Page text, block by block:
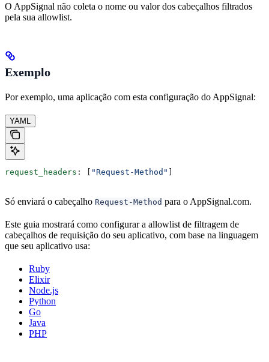
O AppSignal não coleta o nome ou valor dos cabeçalhos filtrados
pela sua allowlist.
Exemplo
Por exemplo, uma aplicação com esta configuração do AppSignal:
YAML
request_headers : [ "Request-Method" ]
Só enviará o cabeçalho Request-Method para o AppSignal.com.
Este guia mostrará como configurar a allowlist de filtragem de
cabeçalhos de requisição do seu aplicativo, com base na linguagem
que seu aplicativo usa:
Ruby
Elixir
Node.js
Python
Go
Java
PHP